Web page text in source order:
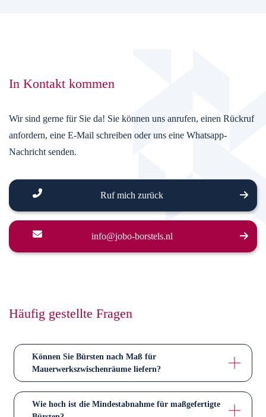
In Kontakt kommen
Wir sind gerne für Sie da! Sie können uns anrufen, einen Rückruf
anfordern, eine E-Mail schreiben oder uns eine Whatsapp-
Nachricht senden.
Ruf mich zurück
info@jobo-borstels.nl
Häufig gestellte Fragen
Können Sie Bürsten nach Maß für
Mauerwerkszwischenräume liefern?
Ja. Abhängig von der Stückzahl können wir Spaltwandbürsten
in abweichenden Durchmessern herstellen. In den
Wie hoch ist die Mindestabnahme für maßgefertigte